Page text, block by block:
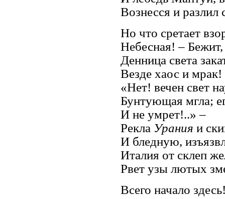
Вознесся и разлил
Но что сретает
Небесная! –
Денница света
Везде хаос и мрак!
«Нет! вечен свет
Бунтующая мгла;
И не умрет!..» –
Рекла Урания и
И бледную,
Италия от склеп
Рвет узы лютых
Всего начало